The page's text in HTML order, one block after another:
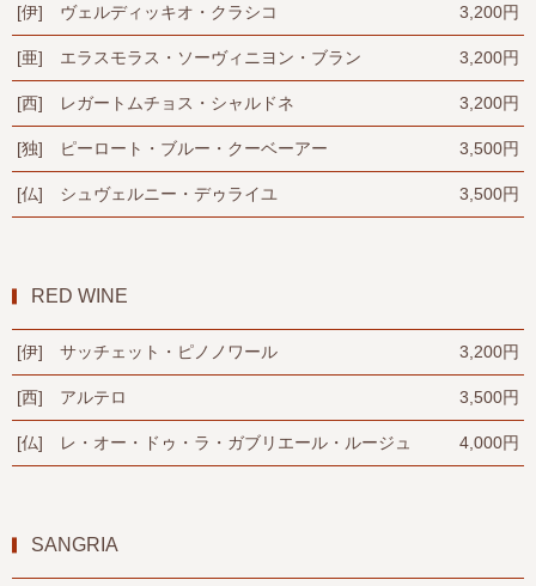
[伊] ヴェルディッキオ・クラシコ 3,200円
[亜] エラスモラス・ソーヴィニヨン・ブラン 3,200円
[西] レガートムチョス・シャルドネ 3,200円
[独] ピーロート・ブルー・クーベーアー 3,500円
[仏] シュヴェルニー・デゥライユ 3,500円
RED WINE
[伊] サッチェット・ピノノワール 3,200円
[西] アルテロ 3,500円
[仏] レ・オー・ドゥ・ラ・ガブリエール・ルージュ 4,000円
SANGRIA